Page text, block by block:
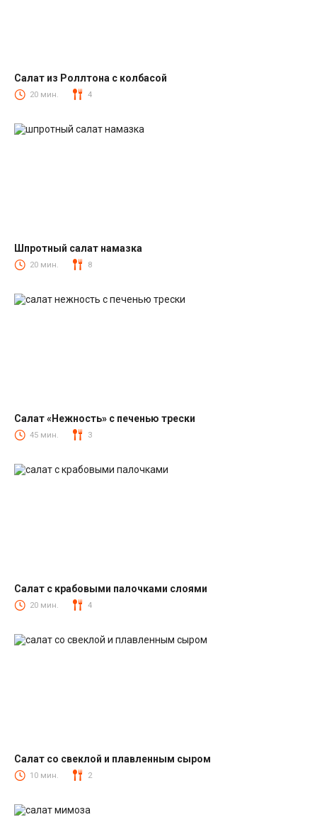
Салаты с колбасой
Салат из Роллтона с колбасой
20 мин. 4
Салаты со шпротами
Шпротный салат намазка
20 мин. 8
Салаты из печени трески
Салат «Нежность» с печенью трески
45 мин. 3
Салаты с крабовыми палочками
Салат с крабовыми палочками слоями
20 мин. 4
Салаты со свеклой
Салат со свеклой и плавленным сыром
10 мин. 2